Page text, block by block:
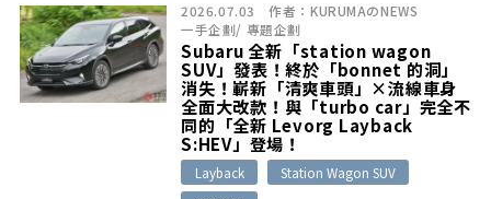
2026.07.03 作者： KURUMAのNEWS
一手企劃/ 專題企劃
Subaru 全新「station wagon
SUV」發表！終於「bonnet 的洞」
消失！嶄新「清爽車頭」×流線車身
全面大改款！與「turbo car」完全不
同的「全新 Levorg Layback
S:HEV」登場！
Layback
Station Wagon SUV